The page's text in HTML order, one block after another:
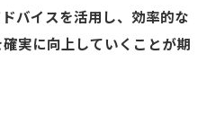
バイスを活用し、効率的な
実に向上していくことが期